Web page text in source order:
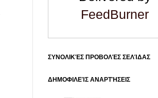
FeedBurner
ΣΥΝΟΛΙΚΈΣ ΠΡΟΒΟΛΈΣ ΣΕΛΊΔΑΣ
ΔΗΜΟΦΙΛΕΊΣ ΑΝΑΡΤΉΣΕΙΣ